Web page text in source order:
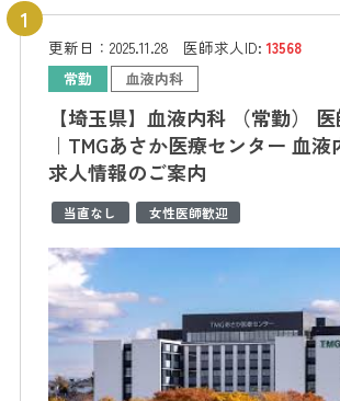
更新日： 2025.11.28 医師求人ID:13568
常勤 血液内科
【埼玉県】血液内科 （常勤）
｜TMGあさか医療センター 血
求人情報のご案内
当直なし 女性医師歓迎